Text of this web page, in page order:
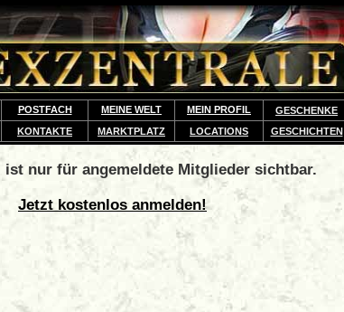
POSTFACH MEINE WELT MEIN PROFIL GESCHENKE
KONTAKTE MARKTPLATZ LOCATIONS GESCHICHTEN
ist nur für angemeldete Mitglieder sichtbar.
Jetzt kostenlos anmelden!